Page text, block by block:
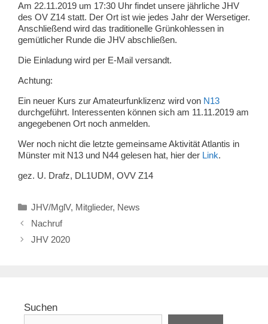
Am 22.11.2019 um 17:30 Uhr findet unsere jährliche JHV
des OV Z14 statt. Der Ort ist wie jedes Jahr der Wersetiger.
Anschließend wird das traditionelle Grünkohlessen in
gemütlicher Runde die JHV abschließen.
Die Einladung wird per E-Mail versandt.
Achtung:
Ein neuer Kurs zur Amateurfunklizenz wird von N13
durchgeführt. Interessenten können sich am 11.11.2019 am
angegebenen Ort noch anmelden.
Wer noch nicht die letzte gemeinsame Aktivität Atlantis in
Münster mit N13 und N44 gelesen hat, hier der Link.
gez. U. Drafz, DL1UDM, OVV Z14
Kategorien
JHV/MglV, Mitglieder, News
Nachruf
JHV 2020
Suchen